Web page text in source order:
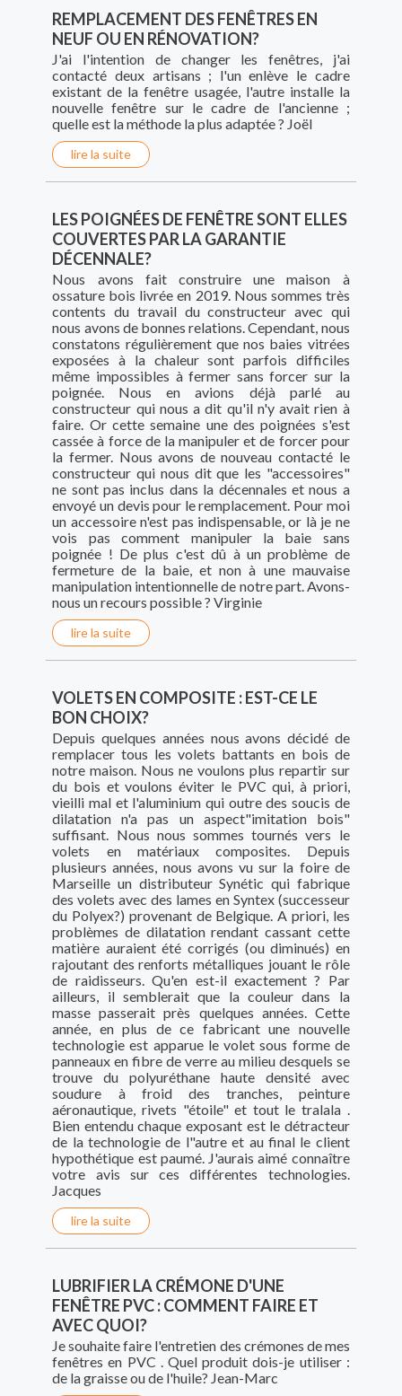
REMPLACEMENT DES FENÊTRES EN
NEUF OU EN RÉNOVATION?
J'ai l'intention de changer les fenêtres, j'ai
contacté deux artisans ; l'un enlève le cadre
existant de la fenêtre usagée, l'autre installe la
nouvelle fenêtre sur le cadre de l'ancienne ;
quelle est la méthode la plus adaptée ? Joël
lire la suite
LES POIGNÉES DE FENÊTRE SONT ELLES
COUVERTES PAR LA GARANTIE
DÉCENNALE?
Nous avons fait construire une maison à
ossature bois livrée en 2019. Nous sommes très
contents du travail du constructeur avec qui
nous avons de bonnes relations. Cependant, nous
constatons régulièrement que nos baies vitrées
exposées à la chaleur sont parfois difficiles
même impossibles à fermer sans forcer sur la
poignée. Nous en avions déjà parlé au
constructeur qui nous a dit qu'il n'y avait rien à
faire. Or cette semaine une des poignées s'est
cassée à force de la manipuler et de forcer pour
la fermer. Nous avons de nouveau contacté le
constructeur qui nous dit que les "accessoires"
ne sont pas inclus dans la décennales et nous a
envoyé un devis pour le remplacement. Pour moi
un accessoire n'est pas indispensable, or là je ne
vois pas comment manipuler la baie sans
poignée ! De plus c'est dû à un problème de
fermeture de la baie, et non à une mauvaise
manipulation intentionnelle de notre part. Avons-
nous un recours possible ? Virginie
lire la suite
VOLETS EN COMPOSITE : EST-CE LE
BON CHOIX?
Depuis quelques années nous avons décidé de
remplacer tous les volets battants en bois de
notre maison. Nous ne voulons plus repartir sur
du bois et voulons éviter le PVC qui, à priori,
vieilli mal et l'aluminium qui outre des soucis de
dilatation n'a pas un aspect"imitation bois"
suffisant. Nous nous sommes tournés vers le
volets en matériaux composites. Depuis
plusieurs années, nous avons vu sur la foire de
Marseille un distributeur Synétic qui fabrique
des volets avec des lames en Syntex (successeur
du Polyex?) provenant de Belgique. A priori, les
problèmes de dilatation rendant cassant cette
matière auraient été corrigés (ou diminués) en
rajoutant des renforts métalliques jouant le rôle
de raidisseurs. Qu'en est-il exactement ? Par
ailleurs, il semblerait que la couleur dans la
masse passerait près quelques années. Cette
année, en plus de ce fabricant une nouvelle
technologie est apparue le volet sous forme de
panneaux en fibre de verre au milieu desquels se
trouve du polyuréthane haute densité avec
soudure à froid des tranches, peinture
aéronautique, rivets "étoile" et tout le tralala .
Bien entendu chaque exposant est le détracteur
de la technologie de l"autre et au final le client
hypothétique est paumé. J'aurais aimé connaître
votre avis sur ces différentes technologies.
Jacques
lire la suite
LUBRIFIER LA CRÉMONE D'UNE
FENÊTRE PVC : COMMENT FAIRE ET
AVEC QUOI?
Je souhaite faire l'entretien des crémones de mes
fenêtres en PVC . Quel produit dois-je utiliser :
de la graisse ou de l'huile? Jean-Marc